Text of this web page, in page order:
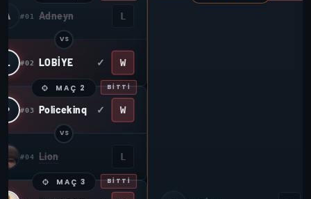
A #01 Adneyn L
VS
L #02 LOBİYE W
MAÇ 2 BITTI
P #03 Policekinq W
VS
#04 Lion L
MAÇ 3 BITTI